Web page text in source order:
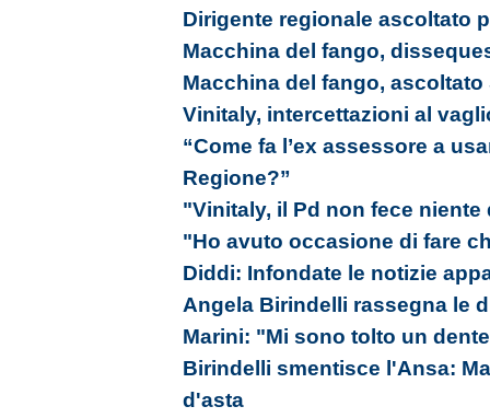
Dirigente regionale ascoltato
Macchina del fango,
Macchina del fango,
Vinitaly, intercettazioni al
“Come fa l’ex assessore a
Regione?”
"Vinitaly, il Pd non fece
"Ho avuto occasione di fare
Diddi: Infondate le notizie
Angela Birindelli rassegna le
Marini: "Mi sono tolto un
Birindelli smentisce l'Ansa:
d'asta